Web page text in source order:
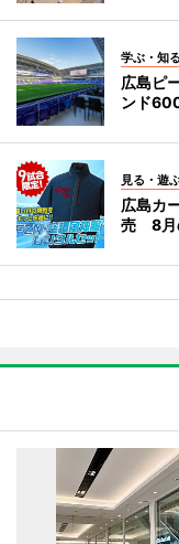
学ぶ・知る
広島ピ
ンド
見る・遊
広島カ
売 8月